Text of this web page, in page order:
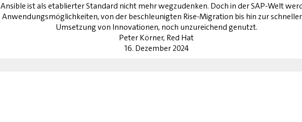
Ansible ist als etablierter Standard nicht mehr wegzudenken. Doch in der SAP-Welt
Anwendungsmöglichkeiten, von der beschleunigten Rise-Migration bis hin zur
Umsetzung von Innovationen, noch unzureichend genutzt.
Peter Körner, Red Hat
16. Dezember 2024